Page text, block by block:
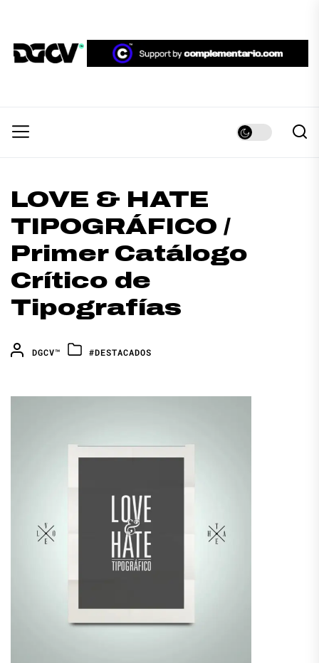
the
content
DGCV™
LOVE & HATE
TIPOGRÁFICO /
Primer Catálogo
Crítico de
Tipografías
DGCV™ #DESTACADOS